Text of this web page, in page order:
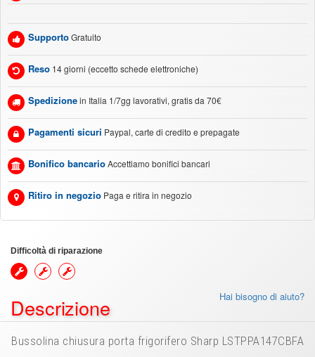
SupportoGratuito
Reso 14 giorni (eccetto schede elettroniche)
Spedizionein Italia 1/7gg lavorativi, gratis da 70€
Pagamenti sicuri Paypal, carte di credito e prepagate
Bonifico bancarioAccettiamo bonifici bancari
Ritiro in negozio Paga e ritira in negozio
Difficoltà di riparazione
Hai bisogno di aiuto?
Descrizione
Bussolina chiusura porta frigorifero Sharp LSTPPA147CBFA